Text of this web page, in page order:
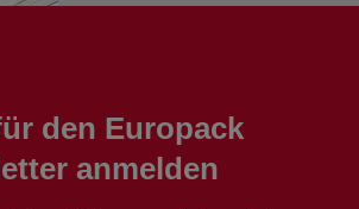
den Europack
anmelden